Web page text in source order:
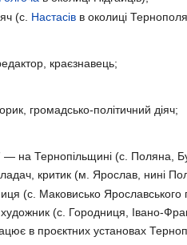
(с. Настасів в околиці
краєзнавець;
громадсько-політичний діяч;
— на Тернопільщині (с. Поляна,
критик (м. Ярослав, нині
(с. Маковисько Ярославського
(с. Городниця, Івано-
в проєктних установах